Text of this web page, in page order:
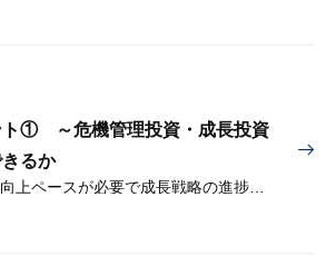
ト① ～危機管理投資・成長投資
るか